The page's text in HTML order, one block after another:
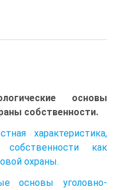
основы
собственности.
характеристика,
собственности как
охраны.
основы уголовно-